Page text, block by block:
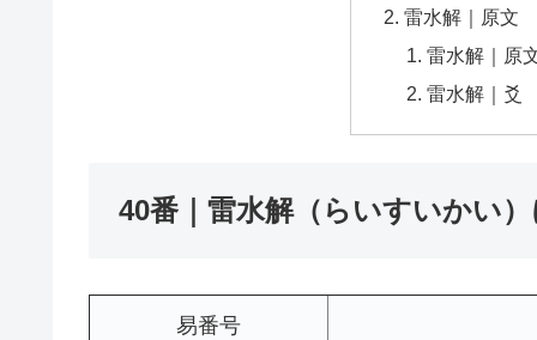
雷水解｜原文
雷水解｜原
雷水解｜爻
40番｜雷水解（らいすいかい
易番号